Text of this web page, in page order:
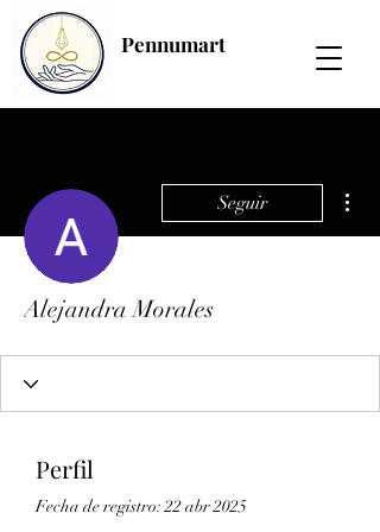
Pennumart
Seguir
Alejandra Morales
Perfil
Fecha de registro: 22 abr 2025